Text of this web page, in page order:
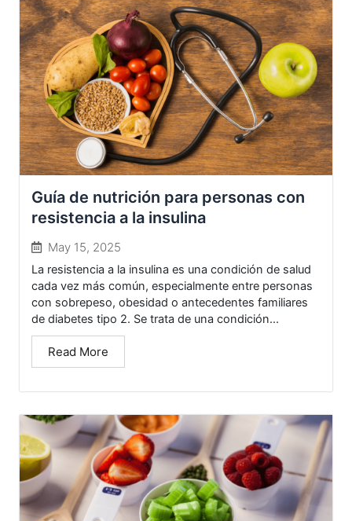
Guía de nutrición para personas con
resistencia a la insulina
May 15, 2025
La resistencia a la insulina es una condición de salud
cada vez más común, especialmente entre personas
con sobrepeso, obesidad o antecedentes familiares
de diabetes tipo 2. Se trata de una condición...
Read More